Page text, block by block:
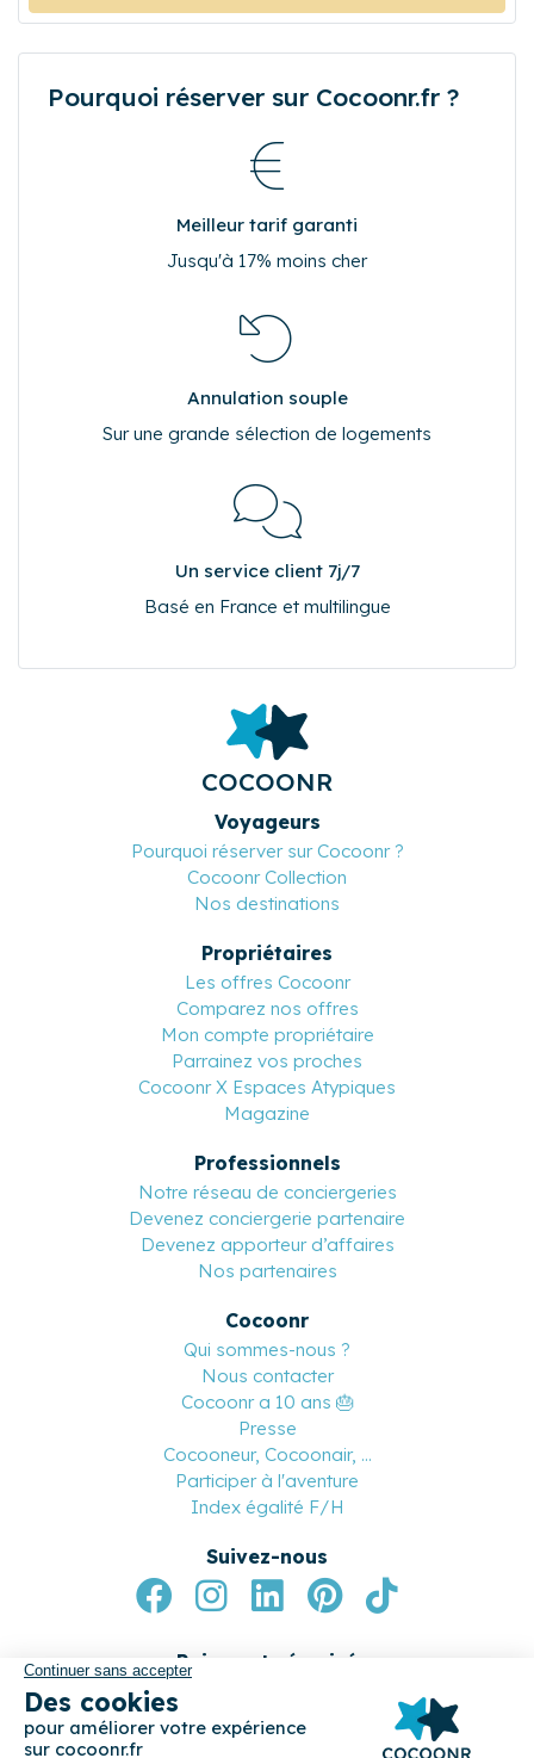
Pourquoi réserver sur Cocoonr.fr ?
Meilleur tarif garanti
Jusqu'à 17% moins cher
Annulation souple
Sur une grande sélection de logements
Un service client 7j/7
Basé en France et multilingue
COCOONR
Voyageurs
Pourquoi réserver sur Cocoonr ?
Cocoonr Collection
Nos destinations
Propriétaires
Les offres Cocoonr
Comparez nos offres
Mon compte propriétaire
Parrainez vos proches
Cocoonr X Espaces Atypiques
Magazine
Professionnels
Notre réseau de conciergeries
Devenez conciergerie partenaire
Devenez apporteur d’affaires
Nos partenaires
Cocoonr
Qui sommes-nous ?
Nous contacter
Cocoonr a 10 ans 🎂
Presse
Cocooneur, Cocoonair, ...
Participer à l'aventure
Index égalité F/H
Suivez-nous
Paiement sécurisé